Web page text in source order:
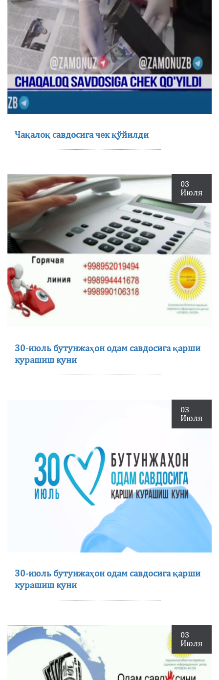
Чақалоқ савдосига чек қўйилди
03
Июля
30-июль бутунжаҳон одам савдосига қарши
курашиш куни
03
Июля
30-июль бутунжаҳон одам савдосига қарши
курашиш куни
03
Июля